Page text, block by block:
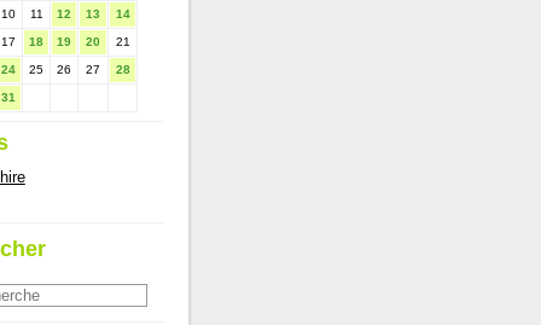
10 11 12 13 14
17 18 19 20 21
24 25 26 27 28
31